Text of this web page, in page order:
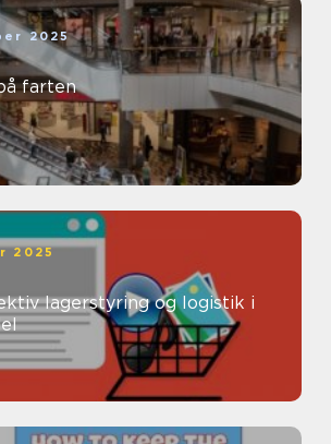
2025
farten
2025
lagerstyring og logistik i